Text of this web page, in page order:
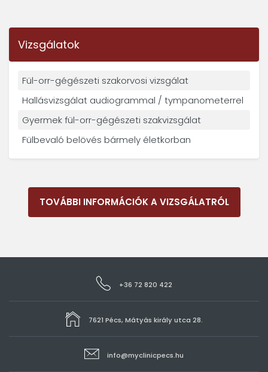
Vizsgálatok
Fül-orr-gégészeti szakorvosi vizsgálat
Hallásvizsgálat audiogrammal / tympanometerrel
Gyermek fül-orr-gégészeti szakvizsgálat
Fülbevaló belövés bármely életkorban
TOVÁBBI INFORMÁCIÓK A VIZSGÁLATRÓL
+36 72 820 422
7621 Pécs, Mátyás király utca 28.
info@myclinicpecs.hu